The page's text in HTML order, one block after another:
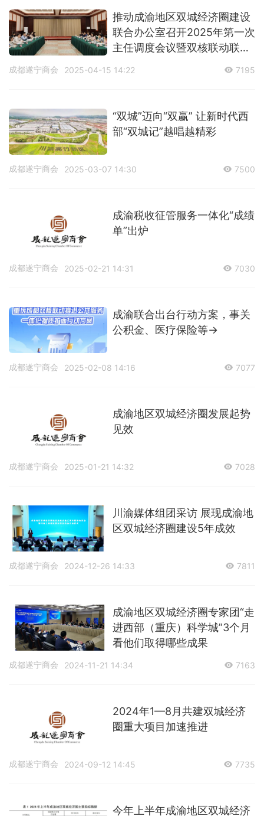
推动成渝地区双城经济圈建设
联合办公室召开2025年第一次
主任调度会议暨双核联动联建
成都遂宁商会 2025-04-15 14:22 7195
“双城”迈向“双赢” 让新时代西
部“双城记”越唱越精彩
成都遂宁商会 2025-03-07 14:30 7500
成渝税收征管服务一体化“成绩
单”出炉
成都遂宁商会 2025-02-21 14:31 7030
成渝联合出台行动方案，事关
公积金、医疗保险等→
成都遂宁商会 2025-02-08 14:16 7077
成渝地区双城经济圈发展起势
见效
成都遂宁商会 2025-01-21 14:32 7028
川渝媒体组团采访 展现成渝地
区双城经济圈建设5年成效
成都遂宁商会 2024-12-26 14:33 7811
成渝地区双城经济圈专家团“走
进西部（重庆）科学城”3个月
看他们取得哪些成果
成都遂宁商会 2024-11-21 14:34 7163
2024年1—8月共建双城经济
圈重大项目加速推进
成都遂宁商会 2024-09-12 14:45 7735
今年上半年成渝地区双城经济